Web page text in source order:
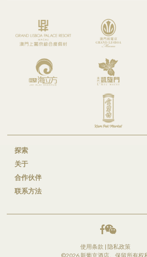
New
Footer
探索
关于
合作伙伴
联系方法
使用条款 | 隐私政策
©2026 新葡京酒店。保留所有权